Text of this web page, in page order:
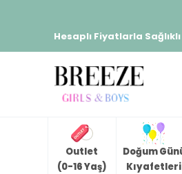
Hesaplı Fiyatlarla
Outlet
(0-16 Yaş)
Doğum
Kıyafetleri